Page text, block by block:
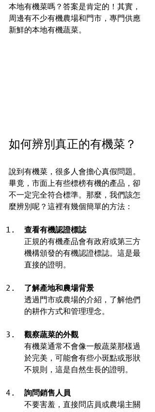
本地有機菜嗎？答案是肯定的！其實，
周邊有不少有機農場和門市，專門供應
新鮮的本地有機蔬菜。
如何辨別真正的有機菜？
說到有機菜，很多人會擔心真假問題。
畢竟，市面上有些標榜有機的產品，卻
不一定完全符合標準。那麼，我們該怎
麼辨別呢？這裡有幾個簡單的方法：
查看有機認證標誌
正規的有機產品會有政府或第三方
機構頒發的有機認證標誌。這是最
直接的證明。
了解產地和農場背景
透過門市或農場的介紹，了解他們
的耕作方式和管理理念。
觀察蔬菜的外觀
有機菜通常不會像一般蔬菜那樣過
於完美，可能會有些小斑點或形狀
不規則，這是自然生長的證明。
詢問銷售人員
不要害羞，直接問店員或農場主關